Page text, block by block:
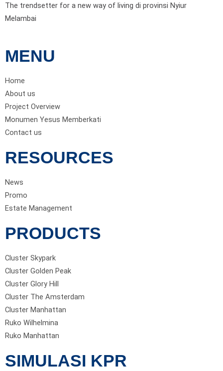
The trendsetter for a new way of living di provinsi Nyiur
Melambai
MENU
Home
About us
Project Overview
Monumen Yesus Memberkati
Contact us
RESOURCES
News
Promo
Estate Management
PRODUCTS
Cluster Skypark
Cluster Golden Peak
Cluster Glory Hill
Cluster The Amsterdam
Cluster Manhattan
Ruko Wilhelmina
Ruko Manhattan
SIMULASI KPR